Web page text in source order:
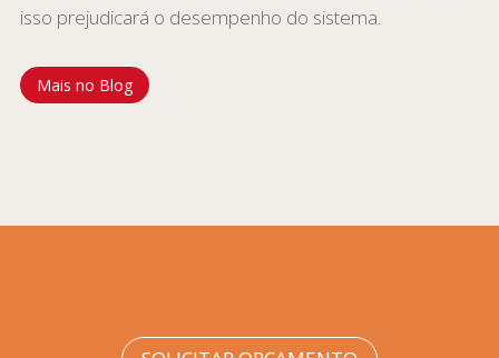
isso prejudicará o desempenho do sistema.
Mais no Blog